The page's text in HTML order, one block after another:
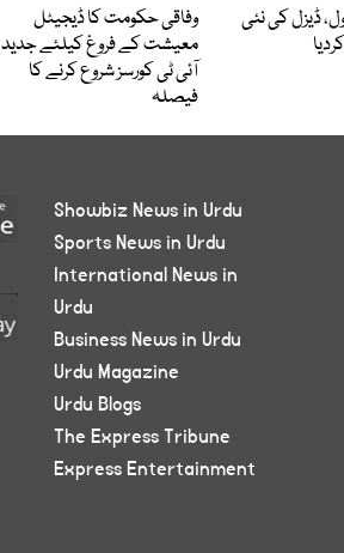
ڈیزل کی نئی
وفاقی حکومت کا ڈیجیٹل
معیشت کے فروغ کیلئے جدید
آئی ٹی کورسز شروع کرنے کا
فیصلہ
Showbiz News in Urdu
Sports News in Urdu
International News in
Urdu
Business News in Urdu
Urdu Magazine
Urdu Blogs
The Express Tribune
Express Entertainment